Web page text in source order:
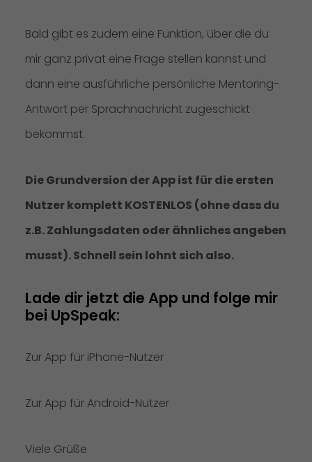
Bald gibt es zudem eine Funktion, über die du
mir ganz privat eine Frage stellen kannst und
dann eine ausführliche persönliche Mentoring-
Antwort per Sprachnachricht zugeschickt
bekommst.
Die Grundversion der App ist für die ersten
Nutzer komplett KOSTENLOS (ohne dass du
z.B. Zahlungsdaten oder ähnliches angeben
musst). Schnell sein lohnt sich also.
Lade dir jetzt die App und folge mir
bei UpSpeak:
Zur App für iPhone-Nutzer
Zur App für Android-Nutzer
Viele Grüße